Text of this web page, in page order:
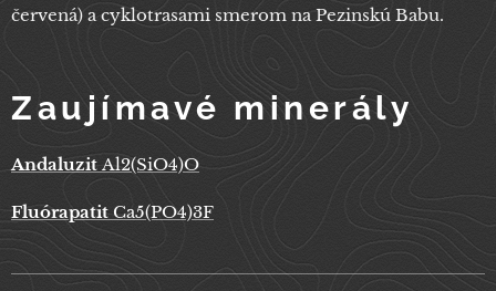
červená) a cyklotrasami smerom na Pezinskú Babu.
Zaujímavé minerály
Andaluzit Al2(SiO4)O
Fluórapatit Ca5(PO4)3F